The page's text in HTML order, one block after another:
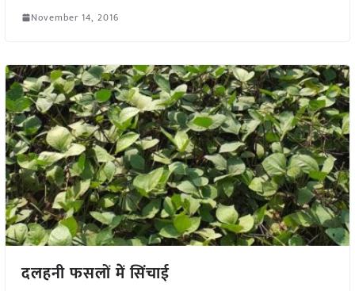
November 14, 2016
दलहनी फसलों मेें सिंचाई